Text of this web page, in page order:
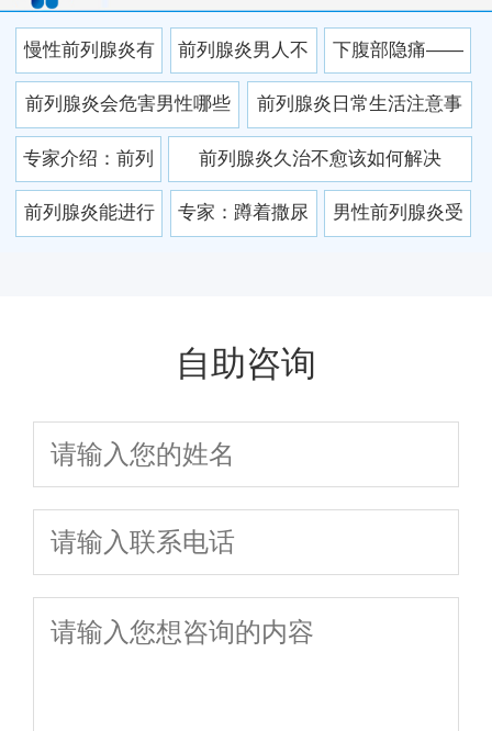
慢性前列腺炎有
危害吗 疾病常见
的危害都有什么
前列腺炎男人不
怕！“坐着”就可痊
愈
下腹部隐痛——
前列腺炎的预警
信号
前列腺炎会危害男性哪些
方面 性功能障碍
前列腺炎日常生活注意事
项
专家介绍：前列
腺炎的得病率很
前列腺炎久治不愈该如何解决
前列腺炎能进行 专家：蹲着撒尿 男性前列腺炎受
自助咨询